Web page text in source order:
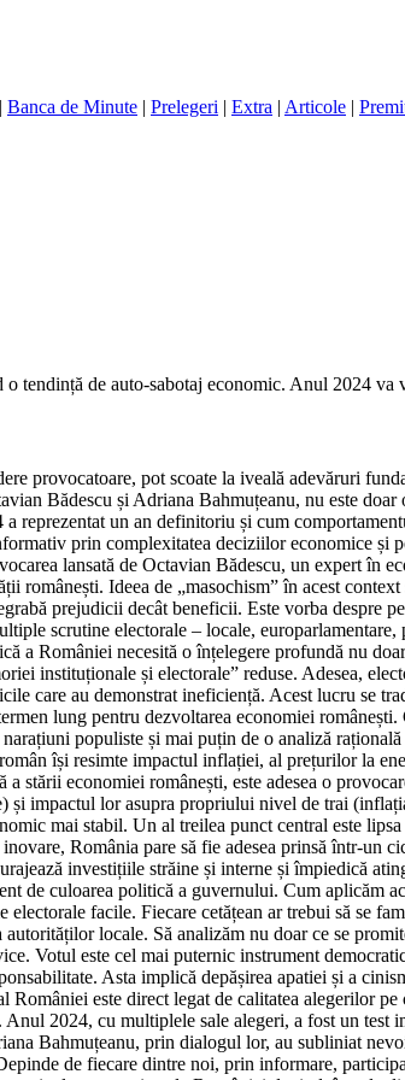
| Banca de Minute | Prelegeri | Extra | Articole |
tendință de auto-sabotaj economic. Anul 2024 va
provocatoare, pot scoate la iveală adevăruri
Bădescu și Adriana Bahmuțeanu, nu este
reprezentat un an definitoriu și cum
prin complexitatea deciziilor economice
lansată de Octavian Bădescu, un expert în
românești. Ideea de „masochism” în acest
prejudicii decât beneficii. Este vorba despre
scrutine electorale – locale,
a României necesită o înțelegere profundă nu
instituționale și electorale” reduse. Adesea,
care au demonstrat ineficiență. Acest lucru se
lung pentru dezvoltarea economiei
populiste și mai puțin de o analiză
își resimte impactul inflației, al prețurilor la
stării economiei românești, este adesea o
impactul lor asupra propriului nivel de trai
mai stabil. Un al treilea punct central este
România pare să fie adesea prinsă într-un
investițiile străine și interne și împiedică
de culoarea politică a guvernului. Cum
facile. Fiecare cetățean ar trebui să se
locale. Să analizăm nu doar ce se
Votul este cel mai puternic instrument
Asta implică depășirea apatiei și a
este direct legat de calitatea alegerilor
2024, cu multiplele sale alegeri, a fost un test
Bahmuțeanu, prin dialogul lor, au subliniat
de fiecare dintre noi, prin informare,